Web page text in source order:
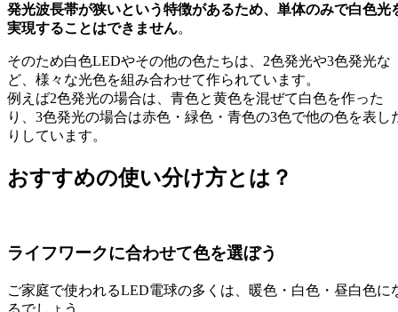
発光波長帯が狭いという特徴があるため、単体のみで白色光
実現することはできません。
そのため白色LEDやその他の色たちは、2色発光や3色発光な
ど、様々な光色を組み合わせて作られています。
例えば2色発光の場合は、青色と黄色を混ぜて白色を作った
り、3色発光の場合は赤色・緑色・青色の3色で他の色を表し
りしています。
おすすめの使い分け方とは？
ライフワークに合わせて色を選ぼう
ご家庭で使われるLED電球の多くは、暖色・白色・昼白色に
るでしょう。